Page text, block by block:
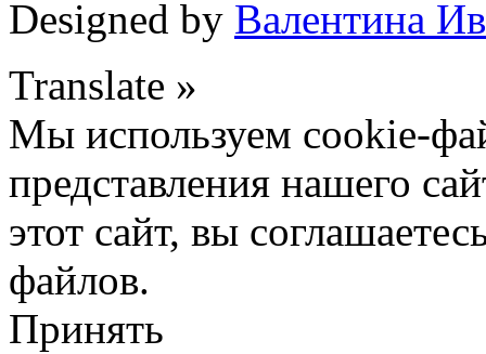
Designed by Валентина
Translate »
Мы используем cookie-
представления нашего
этот сайт, вы
файлов.
Принять